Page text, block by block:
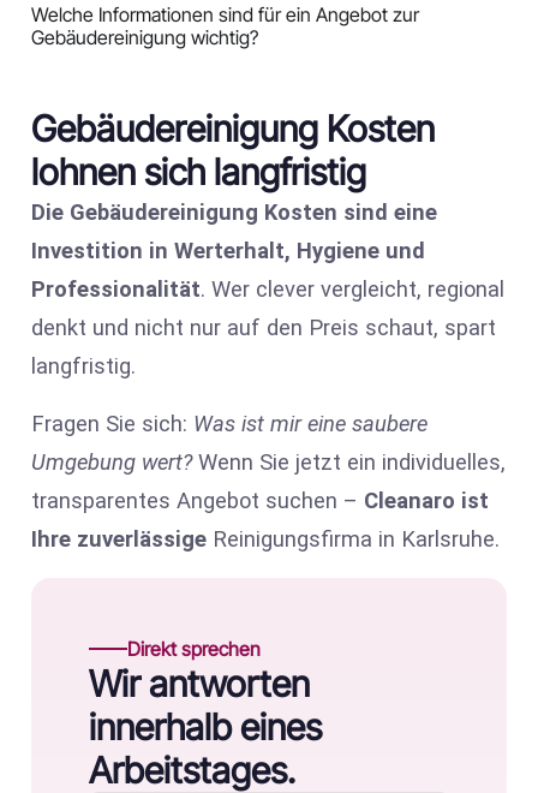
Welche Informationen sind für ein Angebot zur
Gebäudereinigung wichtig?
Gebäudereinigung Kosten
lohnen sich langfristig
Die Gebäudereinigung Kosten sind eine
Investition in Werterhalt, Hygiene und
Professionalität. Wer clever vergleicht, regional
denkt und nicht nur auf den Preis schaut, spart
langfristig.
Fragen Sie sich: Was ist mir eine saubere
Umgebung wert?Wenn Sie jetzt ein individuelles,
transparentes Angebot suchen – Cleanaro ist
Ihre zuverlässigeReinigungsfirma in Karlsruhe.
Direkt sprechen
Wir antworten
innerhalb eines
Arbeitstages.